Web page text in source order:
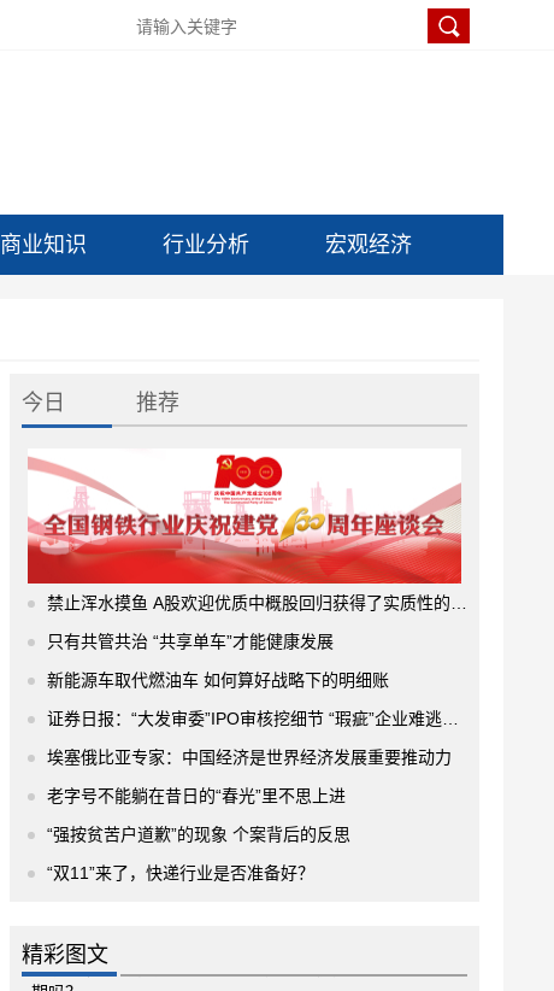
商业知识 行业分析 宏观经济
今日 推荐
禁止浑水摸鱼 A股欢迎优质中概股回归获得了实质性的进展
只有共管共治 “共享单车”才能健康发展
新能源车取代燃油车 如何算好战略下的明细账
证券日报：“大发审委”IPO审核挖细节 “瑕疵”企业难逃法眼
埃塞俄比亚专家：中国经济是世界经济发展重要推动力
老字号不能躺在昔日的“春光”里不思上进
“强按贫苦户道歉”的现象 个案背后的反思
“双11”来了，快递行业是否准备好？
精彩图文